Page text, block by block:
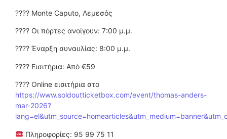
???? Monte Caputo, Λεμεσός
???? Οι πόρτες ανοίγουν: 7:00 μ.μ.
???? Έναρξη συναυλίας: 8:00 μ.μ.
???? Εισιτήρια: Από €59
????️ Online εισιτήρια στο
https://www.soldoutticketbox.com/event/thomas-anders-
mar-2026?
Πληροφορίες: 95 99 75 11